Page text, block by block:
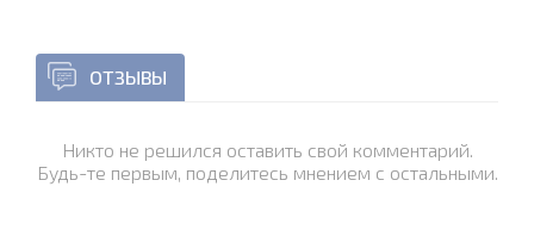
ОТЗЫВЫ
Никто не решился оставить свой комментарий.
Будь-те первым, поделитесь мнением с остальными.